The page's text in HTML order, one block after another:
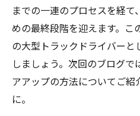
までの一連のプロセスを経
めの最終段階を迎えます。こ
の大型トラックドライバー
しましょう。次回のブログで
アアップの方法についてご紹
に。